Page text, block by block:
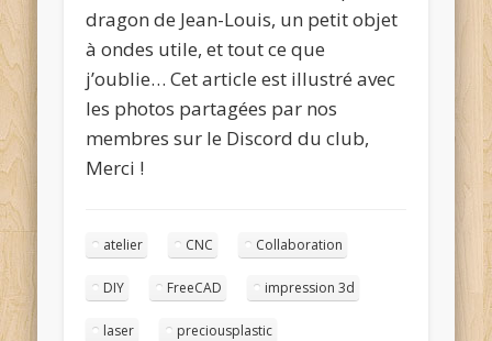
dragon de Jean-Louis, un petit objet
à ondes utile, et tout ce que
j’oublie… Cet article est illustré avec
les photos partagées par nos
membres sur le Discord du club,
Merci !
atelier CNC Collaboration
DIY FreeCAD impression 3d
laser preciousplastic